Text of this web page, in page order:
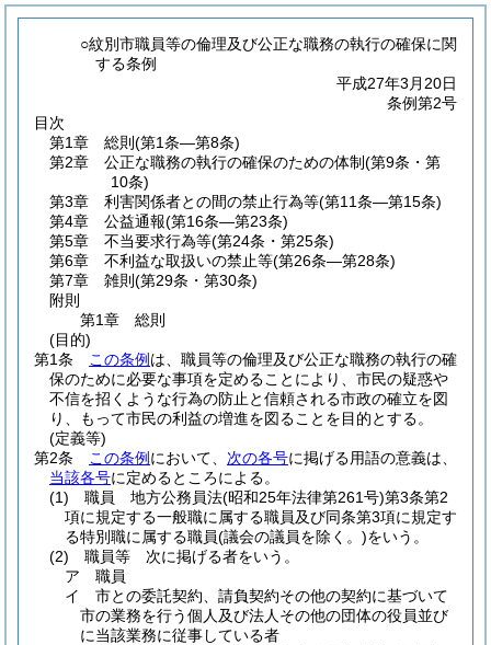
○紋別市職員等の倫理及び公正な職務の執行の確保に関
する条例
平成27年3月20日
条例第2号
目次
第1章
総則 (第1条―第8条)
第2章
公正な職務の執行の確保のための体制(第9条・第
10条)
第3章
利害関係者との間の禁止行為等(第11条―第15条)
第4章
公益通報(第16条―第23条)
第5章
不当要求行為等(第24条・第25条)
第6章
不利益な取扱いの禁止等(第26条―第28条)
第7章
雑則 (第29条・第30条)
附則
第1章
総則
(目的)
第1条
この条例 は、職員等の倫理及び公正な職務の執行の確
保のために必要な事項を定めることにより、市民の疑惑や
不信を招くような行為の防止と信頼される市政の確立を図
り、もって市民の利益の増進を図ることを目的とする。
(定義等)
第2条
この条例 において、 次の各号に掲げる用語の意義は、
当該各号に定めるところによる。
(1)
職員 地方公務員法(昭和25年法律第261号)第3条第2
項に規定する一般職に属する職員及び同条第3項に規定す
る特別職に属する職員(議会の議員を除く。)をいう。
(2)
職員等 次に掲げる者をいう。
ア
職員
イ
市との委託契約、請負契約その他の契約に基づいて
市の業務を行う個人及び法人その他の団体の役員並び
に当該業務に従事している者